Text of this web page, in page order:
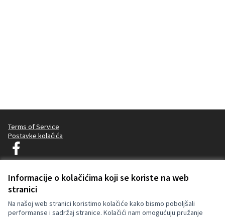
Informacije o kolačićima koji se koriste na web
stranici
Na našoj web stranici koristimo kolačiće kako bismo poboljšali
performanse i sadržaj stranice. Kolačići nam omogućuju pružanje
Terms of Service
Postavke kolačića
Decidim Ljubljana na Facebooku
(Vanjska poveznica)
(Vanjska poveznica)
Za izradu internetske stranice upotrijebljen je besplatni softver.